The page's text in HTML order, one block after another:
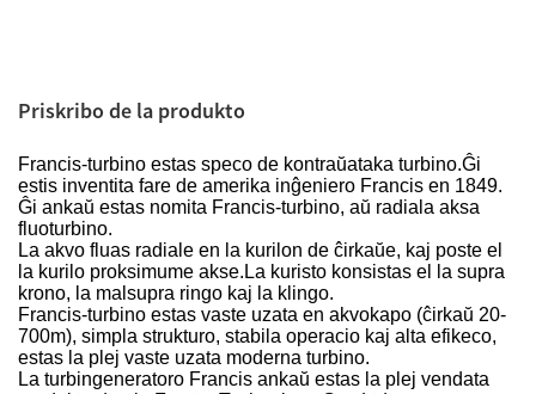
Priskribo de la produkto
Francis-turbino estas speco de kontraŭataka turbino.Ĝi
estis inventita fare de amerika inĝeniero Francis en 1849.
Ĝi ankaŭ estas nomita Francis-turbino, aŭ radiala aksa
fluoturbino.
La akvo fluas radiale en la kurilon de ĉirkaŭe, kaj poste el
la kurilo proksimume akse.La kuristo konsistas el la supra
krono, la malsupra ringo kaj la klingo.
Francis-turbino estas vaste uzata en akvokapo (ĉirkaŭ 20-
700m), simpla strukturo, stabila operacio kaj alta efikeco,
estas la plej vaste uzata moderna turbino.
La turbingeneratoro Francis ankaŭ estas la plej vendata